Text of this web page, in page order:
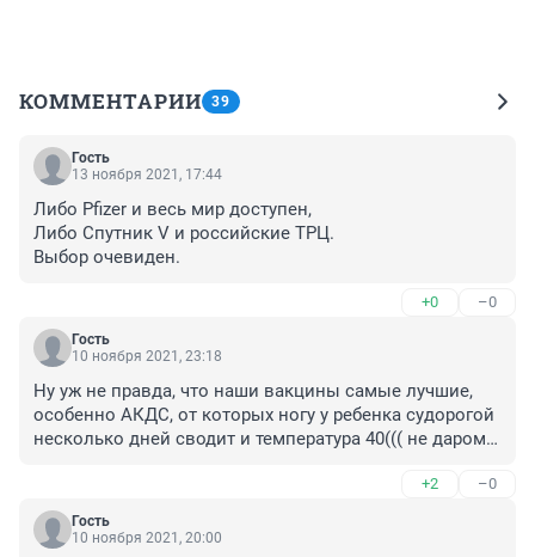
КОММЕНТАРИИ 39
Гость
13 ноября 2021, 17:44
Либо Pfizer и весь мир доступен,
Либо Спутник V и российские ТРЦ.
Выбор очевиден.
+0 –0
Гость
10 ноября 2021, 23:18
Ну уж не правда, что наши вакцины самые лучшие,
особенно АКДС, от которых ногу у ребенка судорогой
несколько дней сводит и температура 40((( не даром
+2 –0
Гость
10 ноября 2021, 20:00